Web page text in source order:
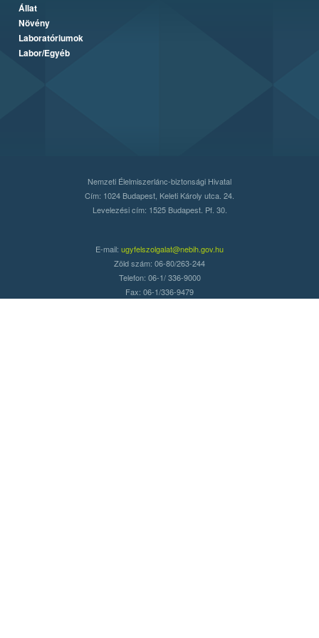
Állat
Növény
Laboratóriumok
Labor/Egyéb
Nemzeti Élelmiszerlánc-biztonsági Hivatal
Cím: 1024 Budapest, Keleti Károly utca. 24.
Levelezési cím: 1525 Budapest. Pf. 30.
E-mail: ugyfelszolgalat@nebih.gov.hu
Zöld szám: 06-80/263-244
Telefon: 06-1/ 336-9000
Fax: 06-1/336-9479